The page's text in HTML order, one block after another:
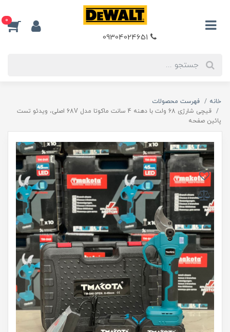
0
خانه
فهرست محصولات
قیچی شارژی 68 ولت با دهنه 4 سانت ماکوتا مدل 68V اصلی، ویدئو تست
پائین صفحه